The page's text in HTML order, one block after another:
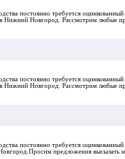
постоянно требуется
Нижний Новгород. Рассмотрим любые
постоянно требуется
Нижний Новгород. Рассмотрим любые
постоянно требуется
предложения высылать